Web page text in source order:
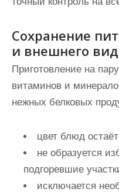
Сохранение
и внешнего
Приготовление на
витаминов и
нежных белковых
цвет блюд
не образуется
подгоревшие
исключается